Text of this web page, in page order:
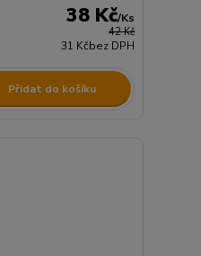
42 Kč
38 Kč/Ks
31 Kčbez DPH
Přidat do košíku